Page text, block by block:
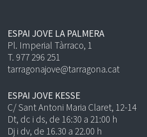
ESPAI JOVE LA PALMERA
Pl. Imperial Tàrraco, 1
T. 977 296 251
tarragonajove@tarragona.cat
ESPAI JOVE KESSE
C/ Sant Antoni Maria Claret, 12-14
Dt, dc i ds, de 16:30 a 21:00 h
Dj i dv, de 16.30 a 22.00 h